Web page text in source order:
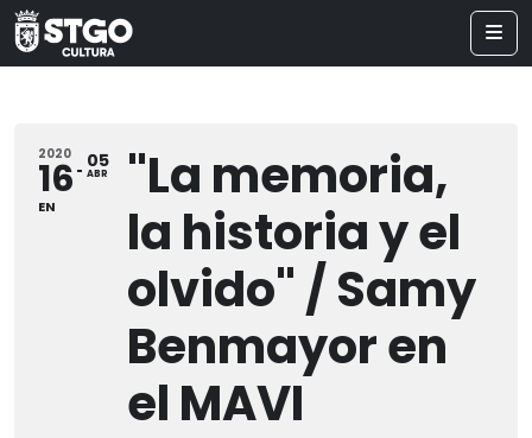
2020
16
EN
05
ABR
"La memoria,
la historia y el
olvido" / Samy
Benmayor en
el MAVI